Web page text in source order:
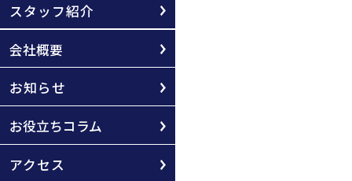
スタッフ紹介
会社概要
お知らせ
お役立ちコラム
アクセス